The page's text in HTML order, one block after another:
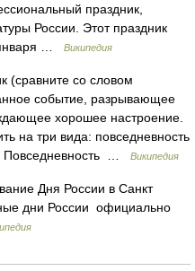
праздник,
России. Этот праздник
…
Википедия
(сравните со словом
событие, разрывающее
хорошее настроение.
на три вида: повседневность
Повседневность …
Википедия
Дня России в Санкт
дни России официально